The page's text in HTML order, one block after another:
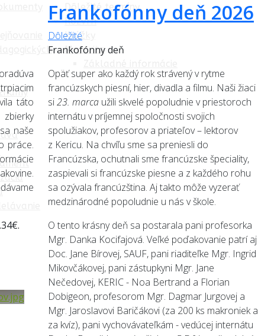
Dôležité termíny
Rozvrh
Krúžky
Maturita
táto
sa naše
práce.
Frankofónny deň 2026
Dôležité
Frankofónny deň
Opäť super ako každý rok strávený v rytme
francúzskych piesní, hier, divadla a filmu. Naši žiaci
si23. marca užili skvelé popoludnie v priestoroch
internátu v príjemnej spoločnosti svojich
spolužiakov, profesorov a priateľov – lektorov
z Kericu. Na chvíľu sme sa preniesli do
Francúzska, ochutnali sme francúzske špeciality,
zaspievali si francúzske piesne a z každého rohu
sa ozývala francúzština. Aj takto môže vyzerať
medzinárodné popoludnie u nás v škole.
O tento krásny deň sa postarala pani profesorka
Mgr. Danka Kocifajová. Veľké poďakovanie patrí aj
Doc. Jane Bírovej, SAUF, pani riaditeľke Mgr. Ingrid
Mikovčákovej, pani zástupkyni Mgr. Jane
Nečedovej, KERIC - Noa Bertrand a Florian
Dobigeon, profesorom Mgr. Dagmar Jurgovej a
Mgr. Jaroslavovi Baričákovi (za 200 ks makroniek a
za kvíz), pani vychovávateľkám - vedúcej internátu